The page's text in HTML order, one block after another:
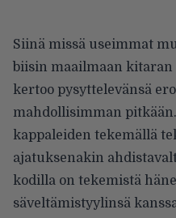
Siinä missä useimmat
biisin maailmaan
kertoo pysyttelevänsä
mahdollisimman
kappaleiden tekemällä
ajatuksenakin
kodilla on tekemistä
säveltämistyylinsä